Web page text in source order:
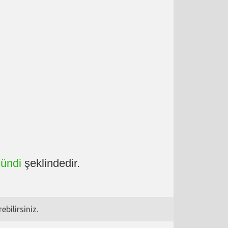
şeklindedir.